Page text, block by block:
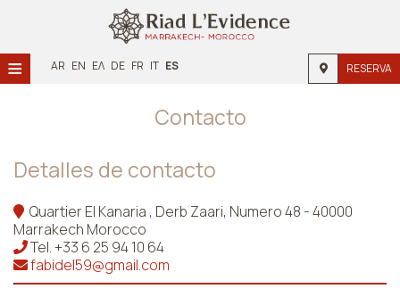
≡ AR EN ΕΛ DE FR IT ES RESERVA
Alojamiento
Instalaciones
Investigación
Contacto
Detalles de contacto
Quartier El Kanaria , Derb Zaari, Numero 48 - 40000
Marrakech Morocco
Tel.+33 6 25 94 10 64
fabidel59@gmail.com